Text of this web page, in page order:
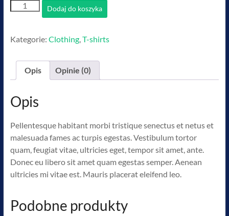
ilość
Woo
Dodaj do koszyka
Kategorie: Clothing, T-shirts
Opis Opinie (0)
Opis
Pellentesque habitant morbi tristique senectus et netus et
malesuada fames ac turpis egestas. Vestibulum tortor
quam, feugiat vitae, ultricies eget, tempor sit amet, ante.
Donec eu libero sit amet quam egestas semper. Aenean
ultricies mi vitae est. Mauris placerat eleifend leo.
Podobne produkty